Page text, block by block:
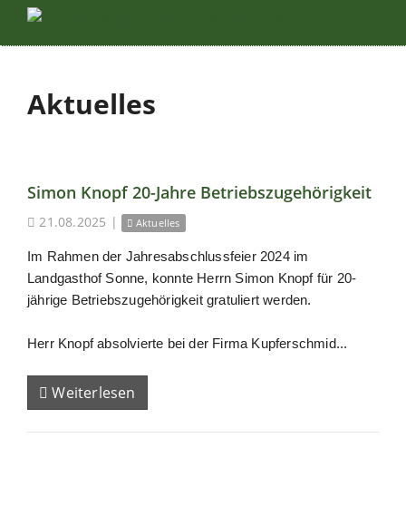
Aktuelles
Simon Knopf 20-Jahre Betriebszugehörigkeit
21.08.2025 | Aktuelles
Im Rahmen der Jahresabschlussfeier 2024 im
Landgasthof Sonne, konnte Herrn Simon Knopf für 20-
jährige Betriebszugehörigkeit gratuliert werden.
Herr Knopf absolvierte bei der Firma Kupferschmid...
Weiterlesen